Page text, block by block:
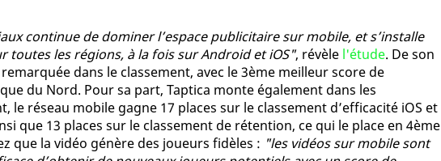
continue de dominer l’espace publicitaire sur mobile, et s’installe
toutes les régions, à la fois sur Android et iOS", révèle l'étude. De son
dans le classement, avec le 3ème meilleur score de
du Nord. Pour sa part, Taptica monte également dans les
le réseau mobile gagne 17 places sur le classement d’efficacité iOS et
que 13 places sur le classement de rétention, ce qui le place en 4ème
que la vidéo génère des joueurs fidèles : "les vidéos sur mobile sont